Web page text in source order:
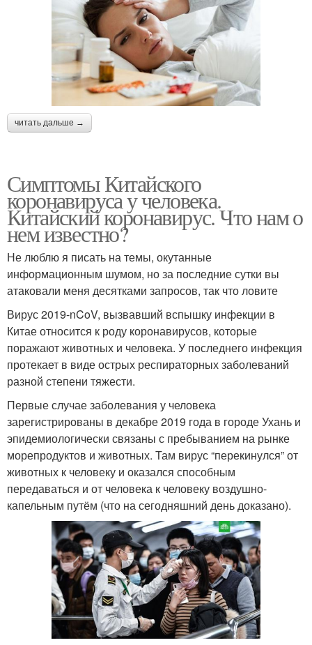
читать дальше →
Симптомы Китайского
коронавируса у человека.
Китайский коронавирус. Что нам о
нем известно?
Не люблю я писать на темы, окутанные
информационным шумом, но за последние сутки вы
атаковали меня десятками запросов, так что ловите
Вирус 2019-nCoV, вызвавший вспышку инфекции в
Китае относится к роду коронавирусов, которые
поражают животных и человека. У последнего инфекция
протекает в виде острых респираторных заболеваний
разной степени тяжести.
Первые случае заболевания у человека
зарегистрированы в декабре 2019 года в городе Ухань и
эпидемиологически связаны с пребыванием на рынке
морепродуктов и животных. Там вирус “перекинулся” от
животных к человеку и оказался способным
передаваться и от человека к человеку воздушно-
капельным путём (что на сегодняшний день доказано).